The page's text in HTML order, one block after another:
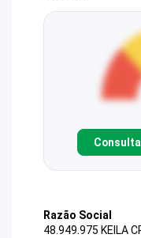
Razão Social
48.949.975 KEILA